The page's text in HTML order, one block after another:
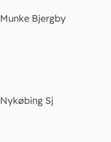
Munke Bjergby
Nykøbing Sj